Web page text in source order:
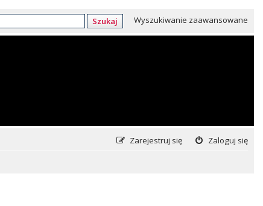
Szukaj Wyszukiwanie zaawansowane
Zaloguj się
Zarejestruj się